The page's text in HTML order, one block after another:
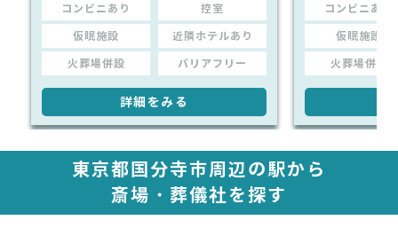
コンビニあり 控室
仮眠施設 近隣ホテルあり
火葬場併設 バリアフリー
詳細をみる
コンビニあり
仮眠施設
火葬場併設
東京都国分寺市周辺の駅から
斎場・葬儀社を探す